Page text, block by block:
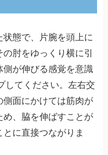
態で、片腕を頭上に
肘をゆっくり横に引
側が伸びる感覚を意識
してください。左右交
面にかけては筋肉が
、脇を伸ばすことが
に直接つながりま